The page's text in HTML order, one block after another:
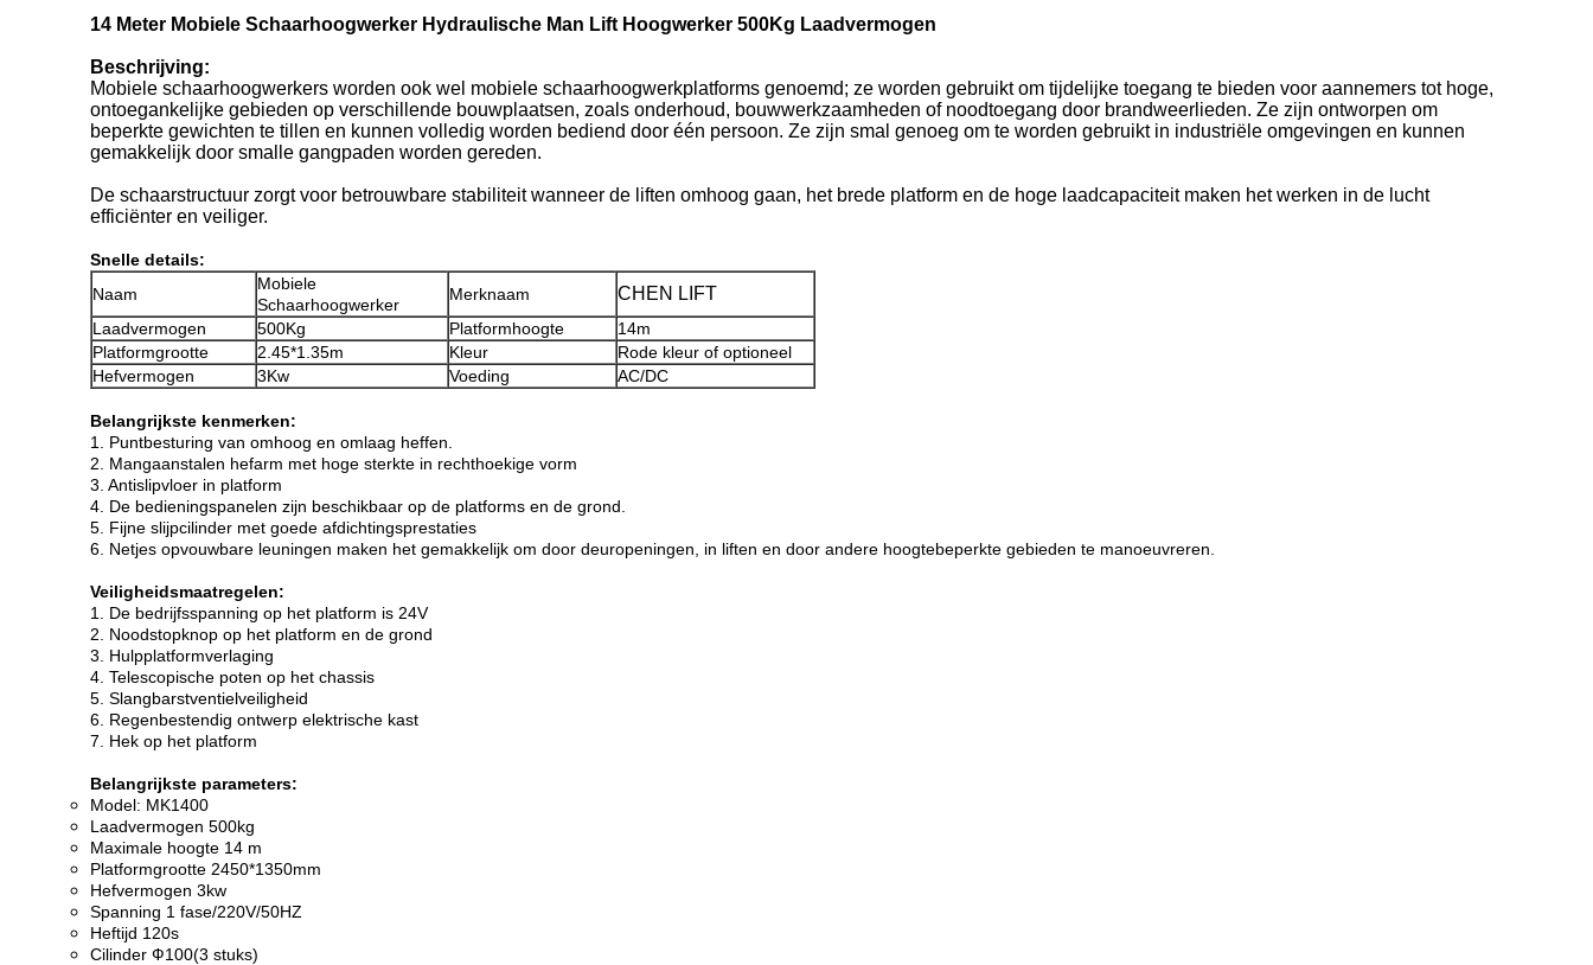
14 Meter Mobiele Schaarhoogwerker Hydraulische Man Lift Hoogwerker 500Kg Laadvermogen
Beschrijving:
Mobiele schaarhoogwerkers worden ook wel mobiele schaarhoogwerkplatforms genoemd; ze worden gebruikt om tijdelijke toegang te bieden voor aannemers tot hoge,
ontoegankelijke gebieden op verschillende bouwplaatsen, zoals onderhoud, bouwwerkzaamheden of noodtoegang door brandweerlieden. Ze zijn ontworpen om
beperkte gewichten te tillen en kunnen volledig worden bediend door één persoon. Ze zijn smal genoeg om te worden gebruikt in industriële omgevingen en kunnen
gemakkelijk door smalle gangpaden worden gereden.
De schaarstructuur zorgt voor betrouwbare stabiliteit wanneer de liften omhoog gaan, het brede platform en de hoge laadcapaciteit maken het werken in de lucht
efficiënter en veiliger.
Snelle details:
Naam
Mobiele
Schaarhoogwerker
Merknaam CHEN LIFT
Laadvermogen 500Kg Platformhoogte
14m
Platformgrootte
2.45*1.35m Kleur
Rode kleur of optioneel
Hefvermogen
3Kw Voeding AC/DC
Belangrijkste kenmerken:
1. Puntbesturing van omhoog en omlaag heffen.
2. Mangaanstalen hefarm met hoge sterkte in rechthoekige vorm
3. Antislipvloer in platform
4. De bedieningspanelen zijn beschikbaar op de platforms en de grond.
5. Fijne slijpcilinder met goede afdichtingsprestaties
6. Netjes opvouwbare leuningen maken het gemakkelijk om door deuropeningen, in liften en door andere hoogtebeperkte gebieden te manoeuvreren.
Veiligheidsmaatregelen:
1. De bedrijfsspanning op het platform is 24V
2. Noodstopknop op het platform en de grond
3. Hulpplatformverlaging
4. Telescopische poten op het chassis
5. Slangbarstventielveiligheid
6. Regenbestendig ontwerp elektrische kast
7. Hek op het platform
Belangrijkste parameters:
Model: MK1400
Laadvermogen 500kg
Maximale hoogte 14 m
Platformgrootte 2450*1350mm
Hefvermogen 3kw
Spanning 1 fase/220V/50HZ
Heftijd 120s
Cilinder Ф100(3 stuks)